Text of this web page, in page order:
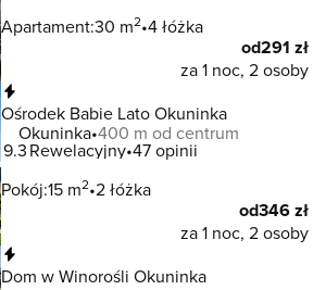
Apartament:30 m2 4 łóżka
od291 zł
za 1 noc, 2 osoby
Ośrodek Babie Lato Okuninka
Okuninka 400 m od centrum
9.3Rewelacyjny 47 opinii
Pokój:15 m2 2 łóżka
od346 zł
za 1 noc, 2 osoby
Dom w Winorośli Okuninka